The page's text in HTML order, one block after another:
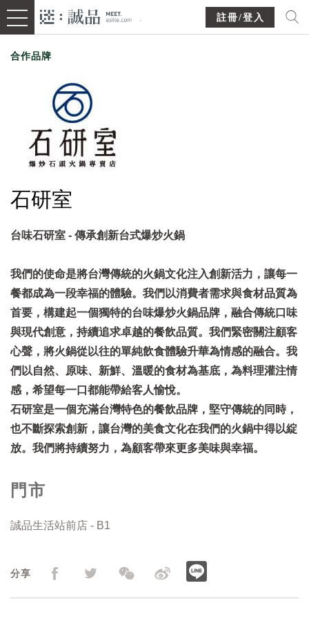
註冊/登入
合作品牌
石研室
台味石研室 - 傳承創新台式爆炒火鍋
我們的使命是將台灣傳統的火鍋文化注入創新活力，讓每一
餐都成為一段幸福的體驗。我們以消費者需求與食材品質為
首要，構建起一個獨特的台味爆炒火鍋品牌，融合傳統口味
與現代創意，持續追求卓越的餐飲品質。我們緊密關注顧客
心聲，將火鍋從以往的單純飲食體驗升華為情感的融合。我
們以自然、原味、新鮮、溫暖的食材為基底，為料理灌注情
感，希望每一口都能帶給客人愉悅。
石研室是一個充滿台灣特色的餐飲品牌，堅守傳統的同時，
也不斷探索創新，讓台灣的美食文化在我們的火鍋中得以綻
放。我們將持續努力，為顧客帶來更多美味與幸福。
分享
門市
誠品生活站前店 - B1